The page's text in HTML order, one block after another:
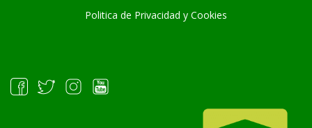
Politica de Privacidad y Cookies